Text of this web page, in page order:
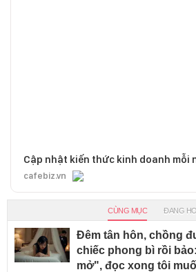
Cập nhật kiến thức kinh doanh mỗi
cafebiz.vn
CÙNG MỤC ĐANG
Đêm tân hôn, chồng
chiếc phong bì rồi
mở", đọc xong tôi